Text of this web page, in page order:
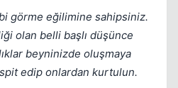
görme eğilimine sahipsiniz.
olan belli başlı düşünce
beyninizde oluşmaya
edip onlardan kurtulun.